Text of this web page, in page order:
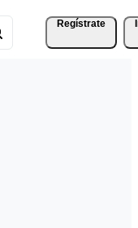
Regístrate